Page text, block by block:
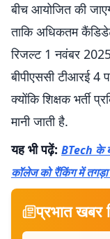
बीच आयोजित की
ताकि अधिकतम
रिजल्ट 1 नवंबर 2025
बीपीएससी टीआरई 4
क्योंकि शिक्षक भर्ती
मानी जाती है.
यह भी पढ़ें: BTech के
कॉलेज को रैंकिंग में तगड़ा
प्रभात खबर